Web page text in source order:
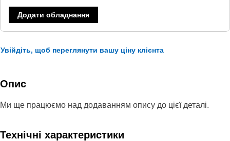
Додати обладнання
Увійдіть, щоб переглянути вашу ціну клієнта
Опис
Ми ще працюємо над додаванням опису до цієї деталі.
Технічні характеристики